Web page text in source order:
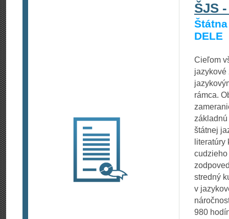
ŠJS
DELE
Cieľom
jazykové
rámca.
štátnej
cudzieho
stredný
v
980